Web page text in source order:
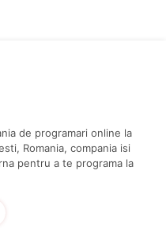
de programari online la
Romania, compania isi
pentru a te programa la